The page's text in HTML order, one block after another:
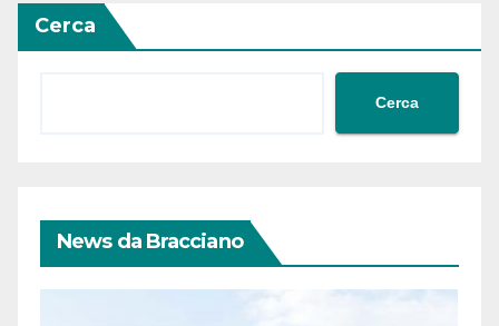
Cerca
Cerca
News da Bracciano